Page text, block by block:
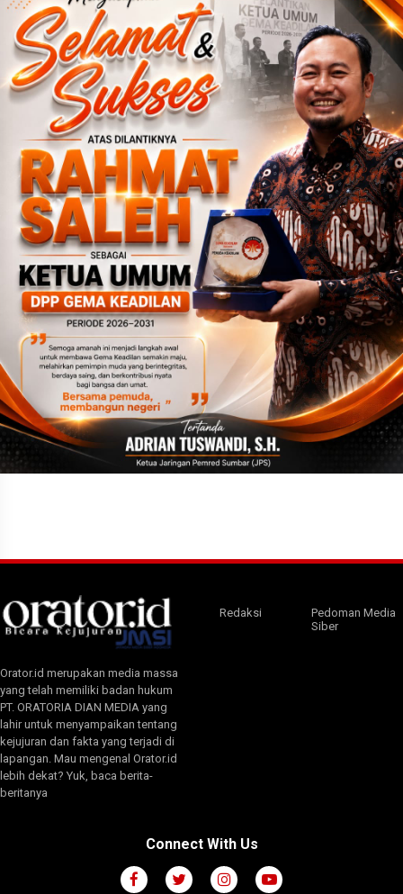
Orator.id merupakan media massa
yang telah memiliki badan hukum
PT. ORATORIA DIAN MEDIA yang
lahir untuk menyampaikan tentang
kejujuran dan fakta yang terjadi di
lapangan. Mau mengenal Orator.id
lebih dekat? Yuk, baca berita-
beritanya
Redaksi
Pedoman Media
Siber
Connect With Us